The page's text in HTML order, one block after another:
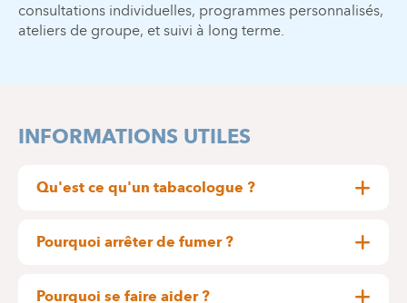
consultations individuelles, programmes personnalisés,
ateliers de groupe, et suivi à long terme.
INFORMATIONS UTILES
Qu'est ce qu'un tabacologue ?
infirmièr(e), d’une sage-femme ou d’un
Pourquoi arrêter de fumer ?
dernière cigarette :
Pourquoi se faire aider ?